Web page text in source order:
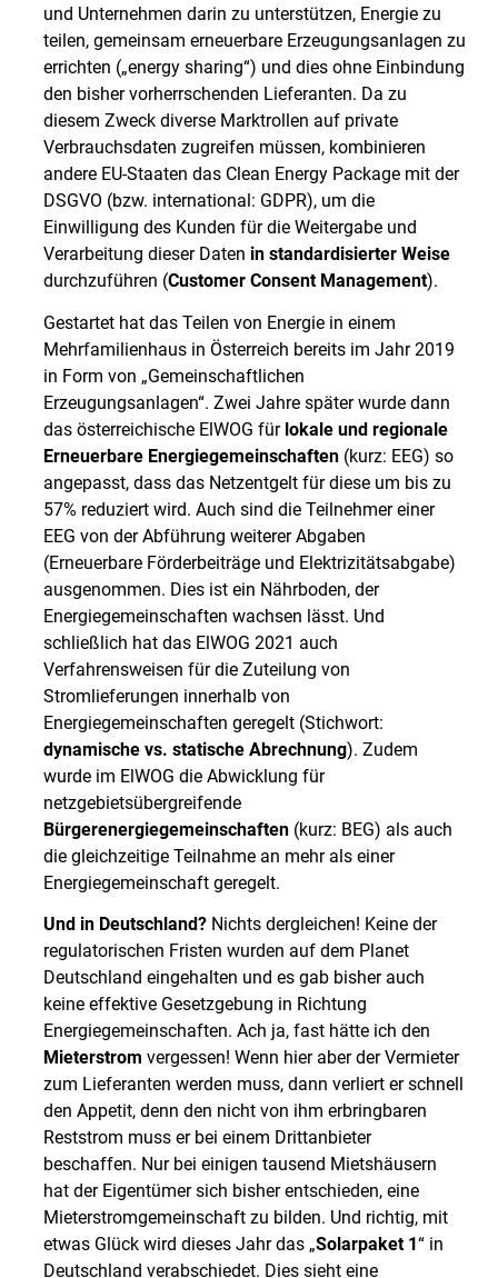
und Unternehmen darin zu unterstützen, Energie zu
teilen, gemeinsam erneuerbare Erzeugungsanlagen zu
errichten („energy sharing“) und dies ohne Einbindung
den bisher vorherrschenden Lieferanten. Da zu
diesem Zweck diverse Marktrollen auf private
Verbrauchsdaten zugreifen müssen, kombinieren
andere EU-Staaten das Clean Energy Package mit der
DSGVO (bzw. international: GDPR), um die
Einwilligung des Kunden für die Weitergabe und
Verarbeitung dieser Daten in standardisierter Weise
durchzuführen (Customer Consent Management).
Gestartet hat das Teilen von Energie in einem
Mehrfamilienhaus in Österreich bereits im Jahr 2019
in Form von „Gemeinschaftlichen
Erzeugungsanlagen“. Zwei Jahre später wurde dann
das österreichische ElWOG für lokale und regionale
Erneuerbare Energiegemeinschaften(kurz: EEG) so
angepasst, dass das Netzentgelt für diese um bis zu
57% reduziert wird. Auch sind die Teilnehmer einer
EEG von der Abführung weiterer Abgaben
(Erneuerbare Förderbeiträge und Elektrizitätsabgabe)
ausgenommen. Dies ist ein Nährboden, der
Energiegemeinschaften wachsen lässt. Und
schließlich hat das ElWOG 2021 auch
Verfahrensweisen für die Zuteilung von
Stromlieferungen innerhalb von
Energiegemeinschaften geregelt (Stichwort:
dynamische vs. statische Abrechnung). Zudem
wurde im ElWOG die Abwicklung für
netzgebietsübergreifende
Bürgerenergiegemeinschaften(kurz: BEG) als auch
die gleichzeitige Teilnahme an mehr als einer
Energiegemeinschaft geregelt.
Und in Deutschland?Nichts dergleichen! Keine der
regulatorischen Fristen wurden auf dem Planet
Deutschland eingehalten und es gab bisher auch
keine effektive Gesetzgebung in Richtung
Energiegemeinschaften. Ach ja, fast hätte ich den
Mieterstrom vergessen! Wenn hier aber der Vermieter
zum Lieferanten werden muss, dann verliert er schnell
den Appetit, denn den nicht von ihm erbringbaren
Reststrom muss er bei einem Drittanbieter
beschaffen. Nur bei einigen tausend Mietshäusern
hat der Eigentümer sich bisher entschieden, eine
Mieterstromgemeinschaft zu bilden. Und richtig, mit
etwas Glück wird dieses Jahr das „Solarpaket 1“ in
Deutschland verabschiedet. Dies sieht eine